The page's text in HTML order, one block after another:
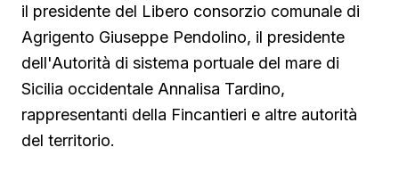
il presidente del Libero consorzio comunale di
Agrigento Giuseppe Pendolino, il presidente
dell'Autorità di sistema portuale del mare di
Sicilia occidentale Annalisa Tardino,
rappresentanti della Fincantieri e altre autorità
del territorio.